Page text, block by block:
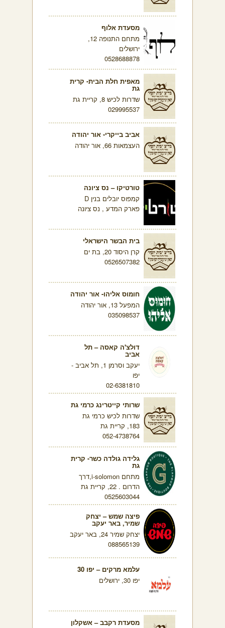
מסעדת אלוף
מתחם התנופה 12,
ירושלים
0528688878
מאפית חלת הבית- קרית
גת
שדרות לכיש 8, קריית גת
029995537
אביב בייקרי- אור יהודה
העצמאות 66, אור יהודה
טורטיקו – נס ציונה
קמפוס יובלים בנין D
פארק המדע , נס ציונה
בית הבשר הישראלי
קרן היסוד 20, בת ים
0526507382
חומוס אליהו- אור יהודה
המפעל 13, אור יהודה
035098537
דולצ'ה קאסה – תל
אביב
יעקב וסרמן 1, תל אביב -
יפו
02-6381810
שרותי קייטרינג כרמי גת
שדרות לכיש כרמי גת
183, קריית גת
052-4738764
גלידה גולדה כשר- קרית
גת
מתחם i-solomon,דרך
הדרום . 22, קריית גת
0525603044
פיצה שמש – יצחק
שמיר, באר יעקב
יצחק שמיר 24, באר יעקב
088565139
עלמא מרקים – יפו 30
יפו 30, ירושלים
מסעדת רקבב – אשקלון